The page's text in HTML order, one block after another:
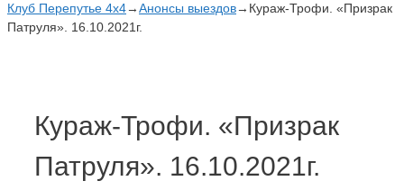
Клуб Перепутье 4x4→Анонсы выездов→ Кураж-Трофи. «Призрак
Патруля». 16.10.2021г.
Кураж-Трофи. «Призрак
Патруля». 16.10.2021г.